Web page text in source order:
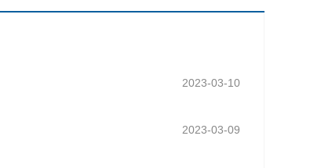
2023-03-10
2023-03-09